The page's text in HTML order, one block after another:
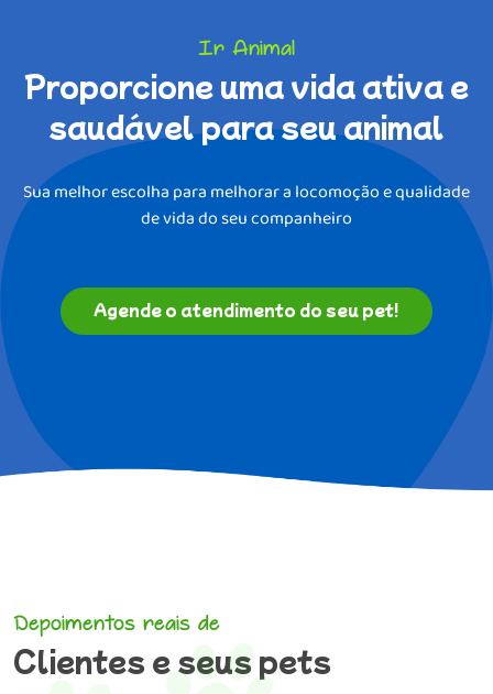
Blog
Contato
Trabalhe conosco
Faq
Ir Animal
Proporcione uma vida ativa e
saudável para seu animal
Sua melhor escolha para melhorar a locomoção e qualidade
de vida do seu companheiro
Agende o atendimento do seu pet!
Depoimentos reais de
Clientes e seus pets